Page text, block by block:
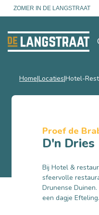
ZOMER IN DE LANGSTRAAT
Home Locaties Hotel-
Proef de
D'n Dries
Bij Hotel &
sfeervolle
Drunense
een dagje Efteling.